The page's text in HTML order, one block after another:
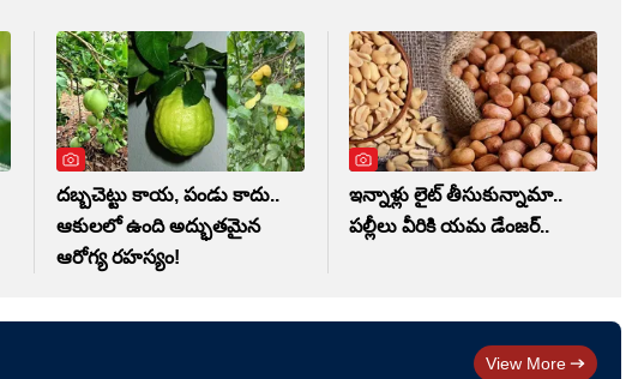
దబ్బచెట్టు కాయ, పండు కాదు..
ఆకులలో ఉంది అద్భుతమైన
ఆరోగ్య రహస్యం!
ఇన్నాళ్లు లైట్ తీసుకున్నామా..
పల్లీలు వీరికి యమ డేంజర్..
View More